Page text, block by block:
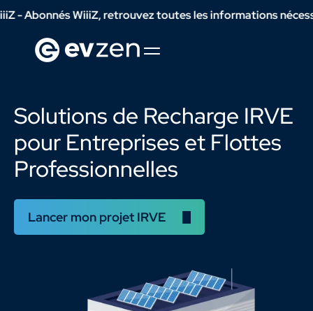
WiiiZ, retrouvez toutes les informations nécessaires
Solutions de Recharge IRVE
pour Entreprises et Flottes
Professionnelles
Lancer mon projet IRVE